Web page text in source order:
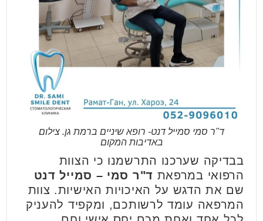
ד"ר סמי סמייל דנט- רופא שיניים ברמת גן. צילום
באדיבות המקום
בבדיקה שערכנו התרשמנו כי הצוות
הרפואי במרפאת ד"ר סמי – סמייל דנט
שם את הדגש על האיכויות האישיות. צוות
המרפאה עומד לרשותכם, ומקפיד להעניק